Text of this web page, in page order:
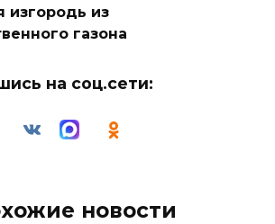
изгородь из
газона
на соц.сети:
новости